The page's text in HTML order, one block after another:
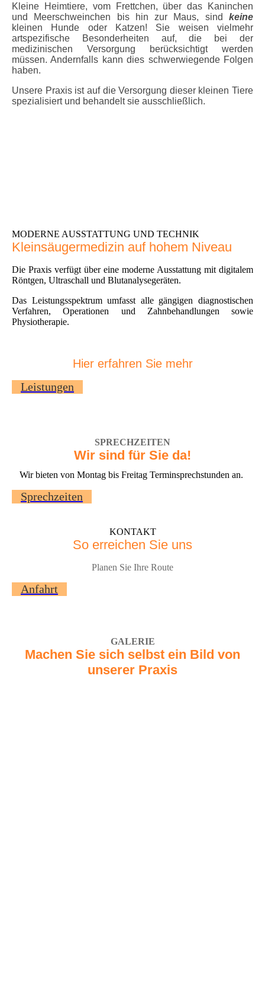
Kleine Heimtiere, vom Frettchen, über das Kaninchen
und Meerschweinchen bis hin zur Maus, sind keine
kleinen Hunde oder Katzen! Sie weisen vielmehr
artspezifische Besonderheiten auf, die bei der
medizinischen Versorgung berücksichtigt werden
müssen. Andernfalls kann dies schwerwiegende Folgen
haben.
Unsere Praxis ist auf die Versorgung dieser kleinen Tiere
spezialisiert und behandelt sie ausschließlich.
MODERNE AUSSTATTUNG UND TECHNIK
Kleinsäugermedizin auf hohem Niveau
Die Praxis verfügt über eine moderne Ausstattung mit digitalem
Röntgen, Ultraschall und Blutanalysegeräten.
Das Leistungsspektrum umfasst alle gängigen diagnostischen
Verfahren, Operationen und Zahnbehandlungen sowie
Physiotherapie.
Hier erfahren Sie mehr
Leistungen
SPRECHZEITEN
Wir sind für Sie da!
Wir bieten von Montag bis Freitag Terminsprechstunden an.
Sprechzeiten
KONTAKT
So erreichen Sie uns
Planen Sie Ihre Route
Anfahrt
GALERIE
Machen Sie sich selbst ein Bild von
unserer Praxis